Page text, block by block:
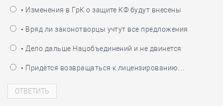
• Изменения в ГрК о защите КФ будут внесены
• Вряд ли законотворцы учтут все предложения
• Дело дальше Нацобъединений и не двинется
• Придётся возвращаться к лицензированию…